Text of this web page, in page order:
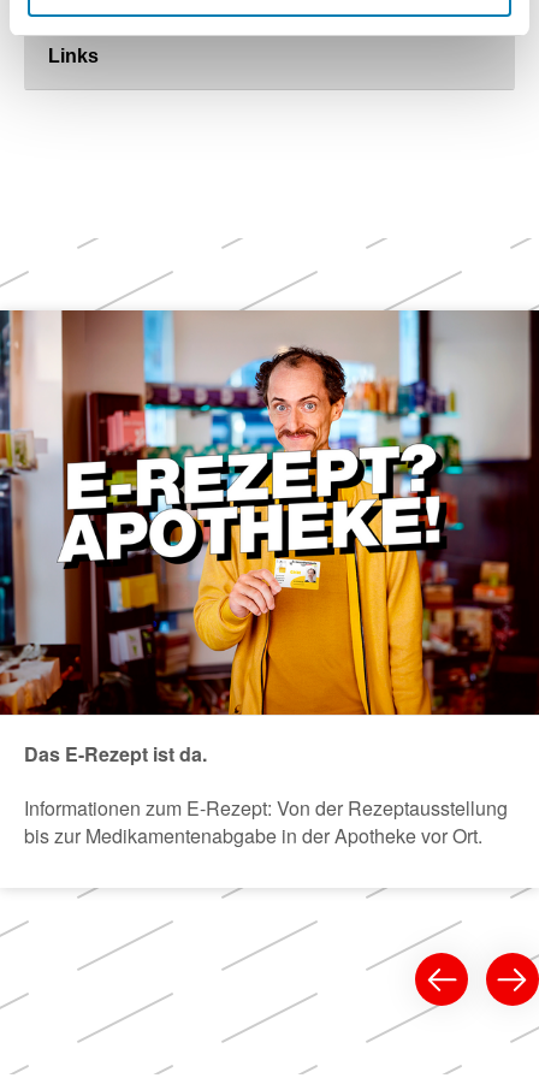
Links
Weitere
Themen
Das E-Rezept ist da.
Informationen zum E-Rezept: Von der Rezeptausstellung
bis zur Medikamentenabgabe in der Apotheke vor Ort.